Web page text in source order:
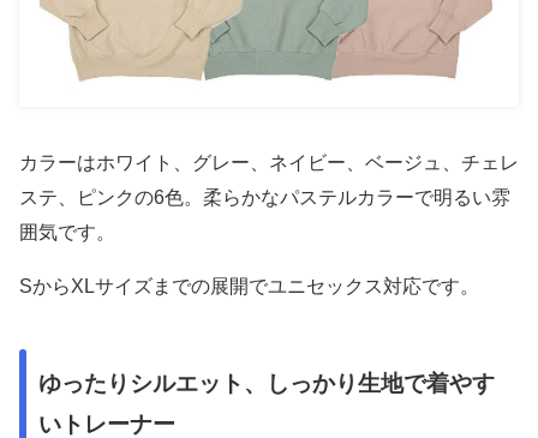
カラーはホワイト、グレー、ネイビー、ベージュ、チェレ
ステ、ピンクの6色。柔らかなパステルカラーで明るい雰
囲気です。
SからXLサイズまでの展開でユニセックス対応です。
ゆったりシルエット、しっかり生地で着やす
いトレーナー